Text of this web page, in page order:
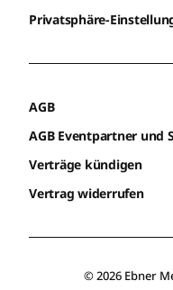
Privatsphäre-
AGB
AGB Eventpartner und
Verträge kündigen
Vertrag widerrufen
© 2026 Ebner